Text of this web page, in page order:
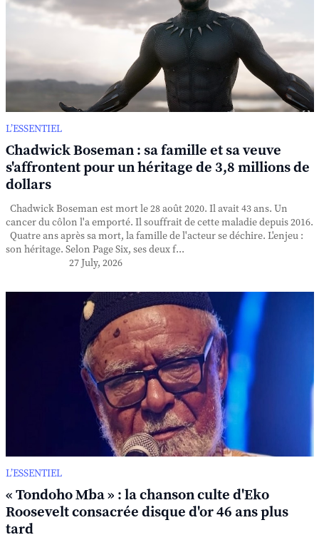
L’ESSENTIEL
Chadwick Boseman : sa famille et sa veuve
s'affrontent pour un héritage de 3,8 millions de
dollars
Chadwick Boseman est mort le 28 août 2020. Il avait 43 ans. Un
cancer du côlon l'a emporté. Il souffrait de cette maladie depuis 2016.
Quatre ans après sa mort, la famille de l'acteur se déchire. L'enjeu :
son héritage. Selon Page Six, ses deux f...
27 July, 2026
L’ESSENTIEL
« Tondoho Mba » : la chanson culte d'Eko
Roosevelt consacrée disque d'or 46 ans plus
tard